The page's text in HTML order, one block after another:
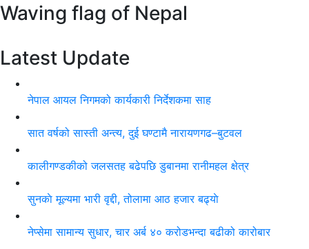
Waving flag of Nepal
Latest Update
नेपाल आयल निगमको कार्यकारी निर्देशकमा साह
सात वर्षको सास्ती अन्त्य, दुई घण्टामै नारायणगढ–बुटवल
कालीगण्डकीको जलसतह बढेपछि डुबानमा रानीमहल क्षेत्र
सुनकाे मूल्यमा भारी वृद्दी, तोलामा आठ हजार बढ्याे
नेप्सेमा सामान्य सुधार, चार अर्ब ४० करोडभन्दा बढीको कारोबार